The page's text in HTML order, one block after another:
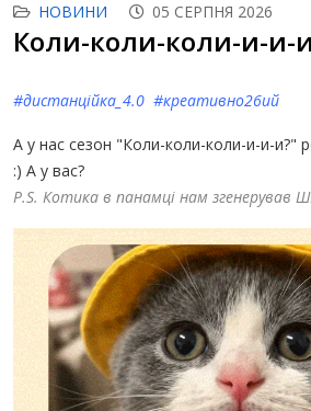
НОВИНИ 05 СЕРПНЯ 2026
Коли-коли-коли-и-и-
#дистанційка_4.0 #креативно26ий
А у нас сезон "Коли-коли-коли-и-и-и?"
:) А у вас?
P.S. Котика в панамці нам згенерував